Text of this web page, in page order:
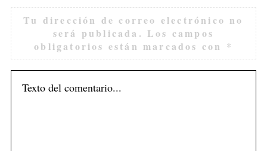
Tu dirección de correo electrónico no
será publicada. Los campos
obligatorios están marcados con *